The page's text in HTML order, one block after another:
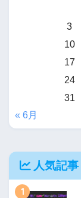
3
10
17
24
31
« 6月
人気記事
1